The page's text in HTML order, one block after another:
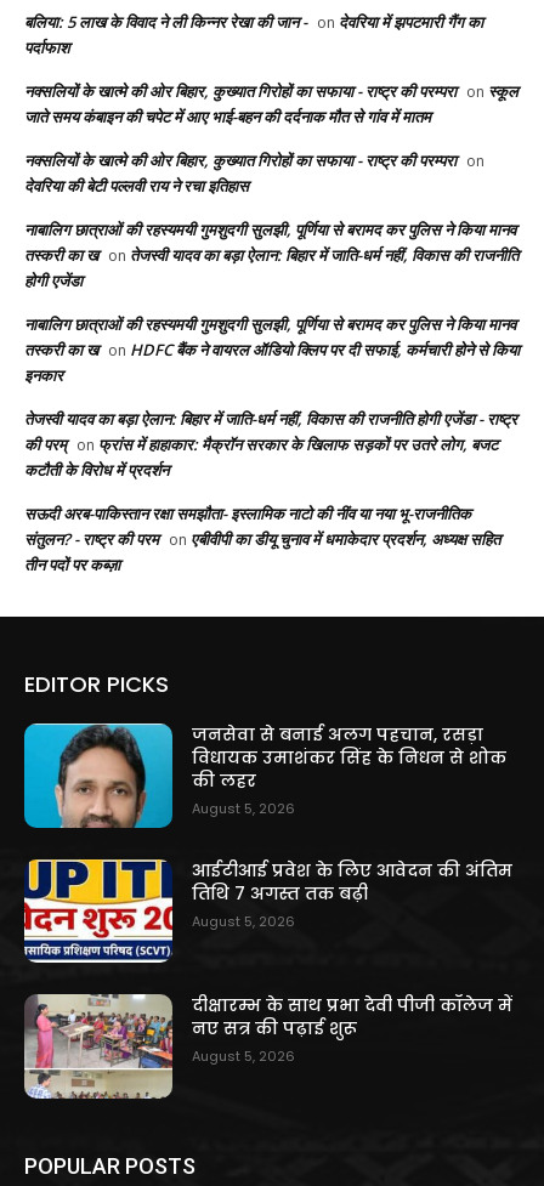
बलिया: 5 लाख के विवाद ने ली किन्नर रेखा की जान - on देवरिया में झपटमारी गैंग का
पर्दाफाश
नक्सलियों के खात्मे की ओर बिहार, कुख्यात गिरोहों का सफाया - राष्ट्र की परम्परा on स्कूल
जाते समय कंबाइन की चपेट में आए भाई-बहन की दर्दनाक मौत से गांव में मातम
नक्सलियों के खात्मे की ओर बिहार, कुख्यात गिरोहों का सफाया - राष्ट्र की परम्परा on
देवरिया की बेटी पल्लवी राय ने रचा इतिहास
नाबालिग छात्राओं की रहस्यमयी गुमशुदगी सुलझी, पूर्णिया से बरामद कर पुलिस ने किया मानव
तस्करी का ख on तेजस्वी यादव का बड़ा ऐलान: बिहार में जाति-धर्म नहीं, विकास की राजनीति
होगी एजेंडा
नाबालिग छात्राओं की रहस्यमयी गुमशुदगी सुलझी, पूर्णिया से बरामद कर पुलिस ने किया मानव
तस्करी का ख on HDFC बैंक ने वायरल ऑडियो क्लिप पर दी सफाई, कर्मचारी होने से किया
इनकार
तेजस्वी यादव का बड़ा ऐलान: बिहार में जाति-धर्म नहीं, विकास की राजनीति होगी एजेंडा - राष्ट्र
की परम् on फ्रांस में हाहाकार: मैक्रॉन सरकार के खिलाफ सड़कों पर उतरे लोग, बजट
कटौती के विरोध में प्रदर्शन
सऊदी अरब-पाकिस्तान रक्षा समझौता- इस्लामिक नाटो की नींव या नया भू-राजनीतिक
संतुलन? - राष्ट्र की परम on एबीवीपी का डीयू चुनाव में धमाकेदार प्रदर्शन, अध्यक्ष सहित
तीन पदों पर कब्ज़ा
EDITOR PICKS
जनसेवा से बनाई अलग पहचान, रसड़ा
विधायक उमाशंकर सिंह के निधन से शोक
की लहर
August 5, 2026
आईटीआई प्रवेश के लिए आवेदन की अंतिम
तिथि 7 अगस्त तक बढ़ी
August 5, 2026
दीक्षारम्भ के साथ प्रभा देवी पीजी कॉलेज में
नए सत्र की पढ़ाई शुरू
August 5, 2026
POPULAR POSTS